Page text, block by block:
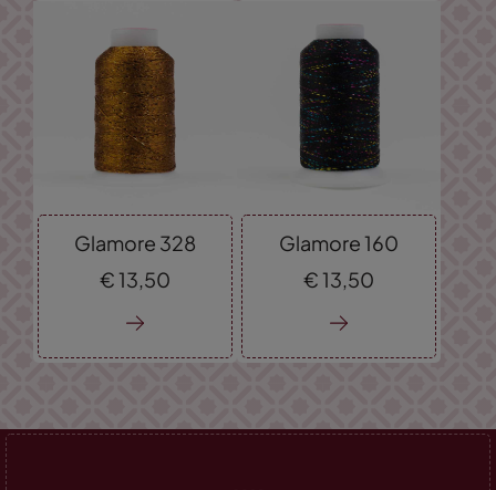
Glamore 328
€13, 50
Glamore 160
€13, 50